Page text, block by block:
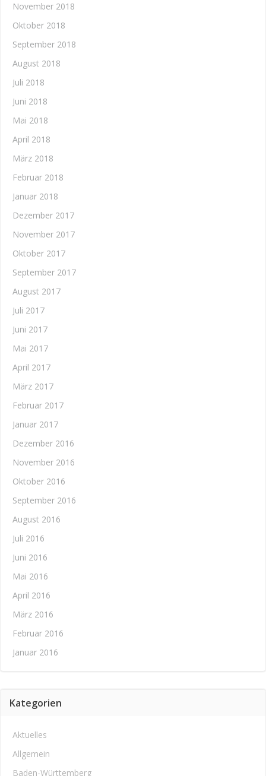
November 2018
Oktober 2018
September 2018
August 2018
Juli 2018
Juni 2018
Mai 2018
April 2018
März 2018
Februar 2018
Januar 2018
Dezember 2017
November 2017
Oktober 2017
September 2017
August 2017
Juli 2017
Juni 2017
Mai 2017
April 2017
März 2017
Februar 2017
Januar 2017
Dezember 2016
November 2016
Oktober 2016
September 2016
August 2016
Juli 2016
Juni 2016
Mai 2016
April 2016
März 2016
Februar 2016
Januar 2016
Kategorien
Aktuelles
Allgemein
Baden-Württemberg